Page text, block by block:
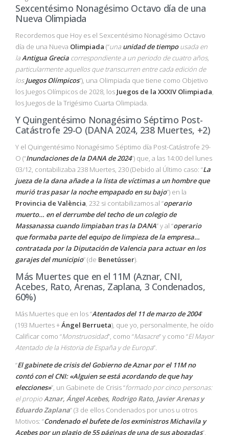
Sexcentésimo Nonagésimo Octavo día de una
Nueva Olimpiada
Recordemos que Hoy es el Sexcentésimo Nonagésimo Octavo
día de una Nueva Olimpiada (“una unidad de tiempousada en
laAntigua Grecia correspondiente a un periodo de cuatro años,
particularmente aquellos que transcurren entre cada edición de
losJuegos Olímpicos”), una Olimpiada que tiene como Objetivo
los Juegos Olímpicos de 2028, los Juegos de la XXXIV Olimpiada,
los Juegos de la Trigésimo Cuarta Olimpiada.
Y Quingentésimo Nonagésimo Séptimo Post-
Catástrofe 29-O (DANA 2024, 238 Muertes, +2)
Y el Quingentésimo Nonagésimo Séptimo día Post-Catástrofe 29-
O (“Inundaciones de la DANA de 2024”) que, a las 14:00 del lunes
03/12, contabilizaba 238 Muertes, 230 (Debido al Último caso: “La
jueza de la dana añade a la lista de víctimas a un hombre que
murió tras pasar la noche empapado en su bajo”) en la
Provincia de València, 232 si contabilizamos al “operario
muerto… en el derrumbe del techo de un colegio de
Massanassa cuando limpiaban tras la DANA” y al “operario
que formaba parte del equipo de limpieza de la empresa…
contratada por la Diputación de Valencia para actuar en los
garajes del municipio” (de Benetússer).
Más Muertes que en el 11M (Aznar, CNI,
Acebes, Rato, Arenas, Zaplana, 3 Condenados,
60%)
Más Muertes que en los “Atentados del 11 de marzo de 2004”
(193 Muertes +Ángel Berrueta), que yo, personalmente, he oído
Calificar como “Monstruosidad”, como “Masacre” y como “El Mayor
Atentado de la Historia de España y de Europa”.
“El gabinete de crisis del Gobierno de Aznar por el 11M no
contó con el CNI: «Alguien se está acordando de que hay
elecciones»”, un Gabinete de Crisis “formado por cinco personas:
el propioAznar, Ángel Acebes, Rodrigo Rato, Javier Arenas y
Eduardo Zaplana” (3 de ellos Condenados por unos u otros
Motivos: “Condenado el bufete de los exministros Michavila y
Acebes por un plagio de 55 páginas de una de sus abogadas”,